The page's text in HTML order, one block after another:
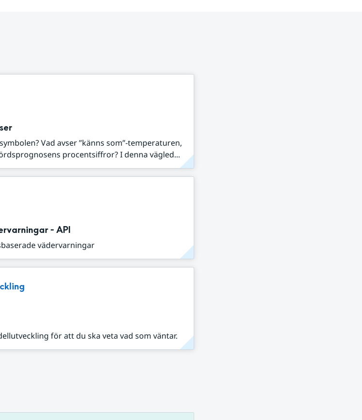
Vad avser ”känns som”-temperaturen,
procentsiffror? I denna vägled...
- API
vädervarningar
för att du ska veta vad som väntar.